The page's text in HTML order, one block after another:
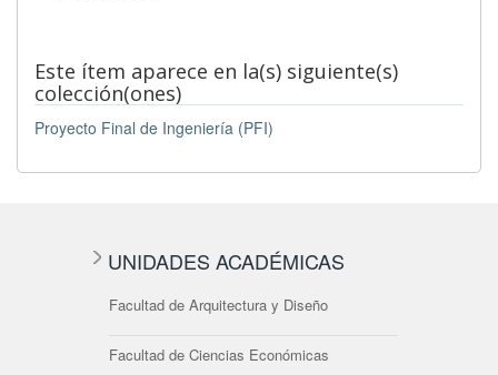
Este ítem aparece en la(s) siguiente(s)
colección(ones)
Proyecto Final de Ingeniería (PFI)
UNIDADES ACADÉMICAS
Facultad de Arquitectura y Diseño
Facultad de Ciencias Económicas